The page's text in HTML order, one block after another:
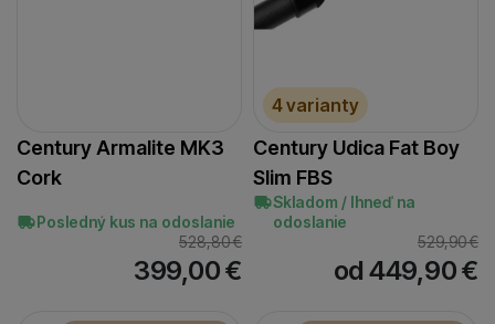
Century Armalite MK3
Cork
Posledný kus na odoslanie
528,80€
399,00€
4 varianty
Century Udica Fat Boy
Slim FBS
Skladom / Ihneď na
odoslanie
529,90€
od 449,90€